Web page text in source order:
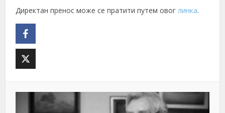
Директан пренос може се пратити путем овоглинка.